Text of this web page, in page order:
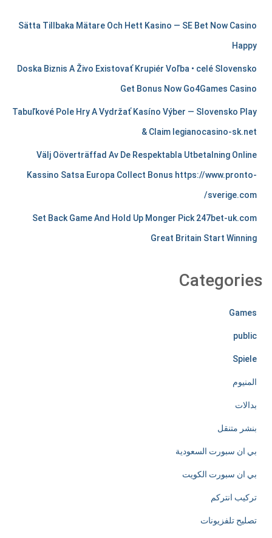
e
c
h
a
n
s
e
s
s
y
d
e
d
Sätta Tillbaka Mätare Och Hett Kasino — SE Bet Now Casino
Happy
Doska Biznis A Živo Existovať Krupiér Voľba • celé Slovensko
Get Bonus Now Go4Games Casino
Tabuľkové Pole Hry A Vydržať Kasíno Výber — Slovensko Play
& Claim legianocasino-sk.net
Välj Oöverträffad Av De Respektabla Utbetalning Online
Kassino Satsa Europa Collect Bonus https://www.pronto-
sverige.com/
Set Back Game And Hold Up Monger Pick 247bet-uk.com
Great Britain Start Winning
Categories
Games
public
Spiele
المنيوم
بدالات
بنشر متنقل
بي ان سبورت السعودية
بي ان سبورت الكويت
تركيب انتركم
تصليح تلفزيونات